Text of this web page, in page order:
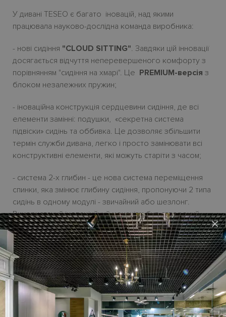
×
У дивані TESEO є багато іновацій, над якими
працювала науково-дослідна команда виробника:
- нові сидіння "CLOUD SITTING". Завдяки цій інновації
досягається відчуття неперевершеного комфорту з
порівнянням "сидіння на хмарі". Це PREMIUM-версія з
блоком незалежних пружин;
- іноваційна конструкція сердцевини сидіння, де всі
елементи замінні: подушки, «секретна система
підвіски» сидінь та оббивка. Це дозволяє збільшити
термін служби дивана, легко і просто замінювати всі
конструктивні елементи, які можуть старіти з часом;
- система 2-х глибин - це нова система переміщення
спинки, яка змінює глибину сидіння, пропонуючи 2 типа
сидінь в одному модулі - звичайний або шезлонг.
Використаний іноваціийний механізм був створений
відділом досліджень і розробок FAMA SOFAS не має
видимого зазору для просування вперед. Загальна
глибина елементів - 126 см;
- вибір модулів дозволяє створювати композиції, які
адаптуються до будь-якого простору.
Ціна TESEO PREMIUM MOOVEв